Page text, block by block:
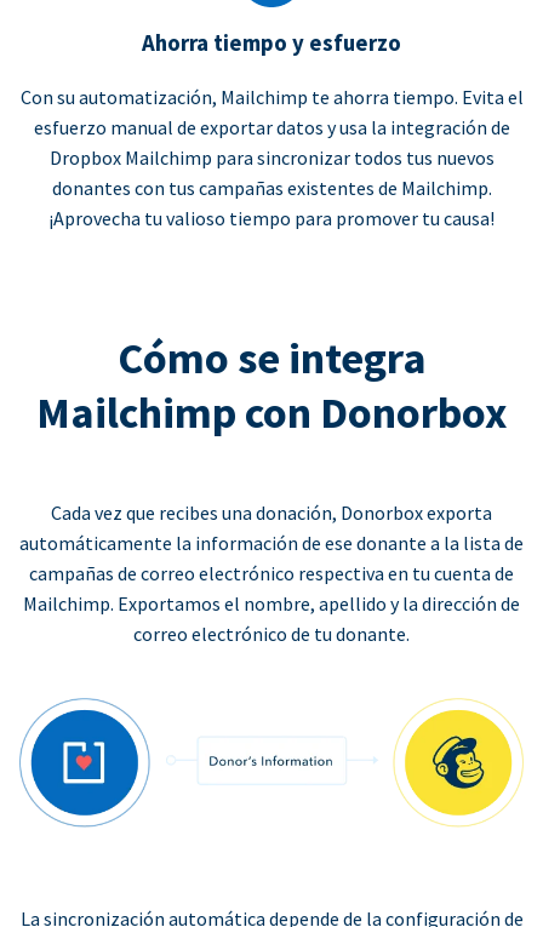
Ahorra tiempo y esfuerzo
Con su automatización, Mailchimp te ahorra tiempo. Evita el
esfuerzo manual de exportar datos y usa la integración de
Dropbox Mailchimp para sincronizar todos tus nuevos
donantes con tus campañas existentes de Mailchimp.
¡Aprovecha tu valioso tiempo para promover tu causa!
Cómo se integra
Mailchimp con Donorbox
Cada vez que recibes una donación, Donorbox exporta
automáticamente la información de ese donante a la lista de
campañas de correo electrónico respectiva en tu cuenta de
Mailchimp. Exportamos el nombre, apellido y la dirección de
correo electrónico de tu donante.
La sincronización automática depende de la configuración de